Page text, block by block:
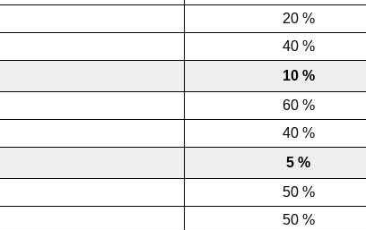
20 %
40 %
10 %
60 %
40 %
5 %
50 %
50 %